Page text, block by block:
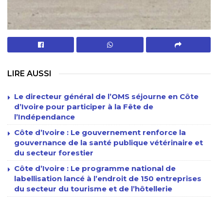
LIRE AUSSI
Le directeur général de l’OMS séjourne en Côte
d’Ivoire pour participer à la Fête de
l’Indépendance
Côte d’Ivoire : Le gouvernement renforce la
gouvernance de la santé publique vétérinaire et
du secteur forestier
Côte d’Ivoire : Le programme national de
labellisation lancé à l’endroit de 150 entreprises
du secteur du tourisme et de l’hôtellerie